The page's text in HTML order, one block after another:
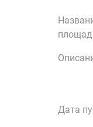
Дата